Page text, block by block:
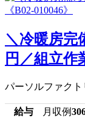
＼冷暖房完
円／組立作
パーソルファク
給与 月収例